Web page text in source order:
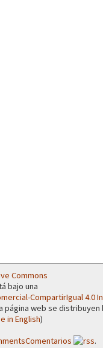
bajo una
CompartirIgual 4.0
web se distribuyen
in English)
Comentarios .